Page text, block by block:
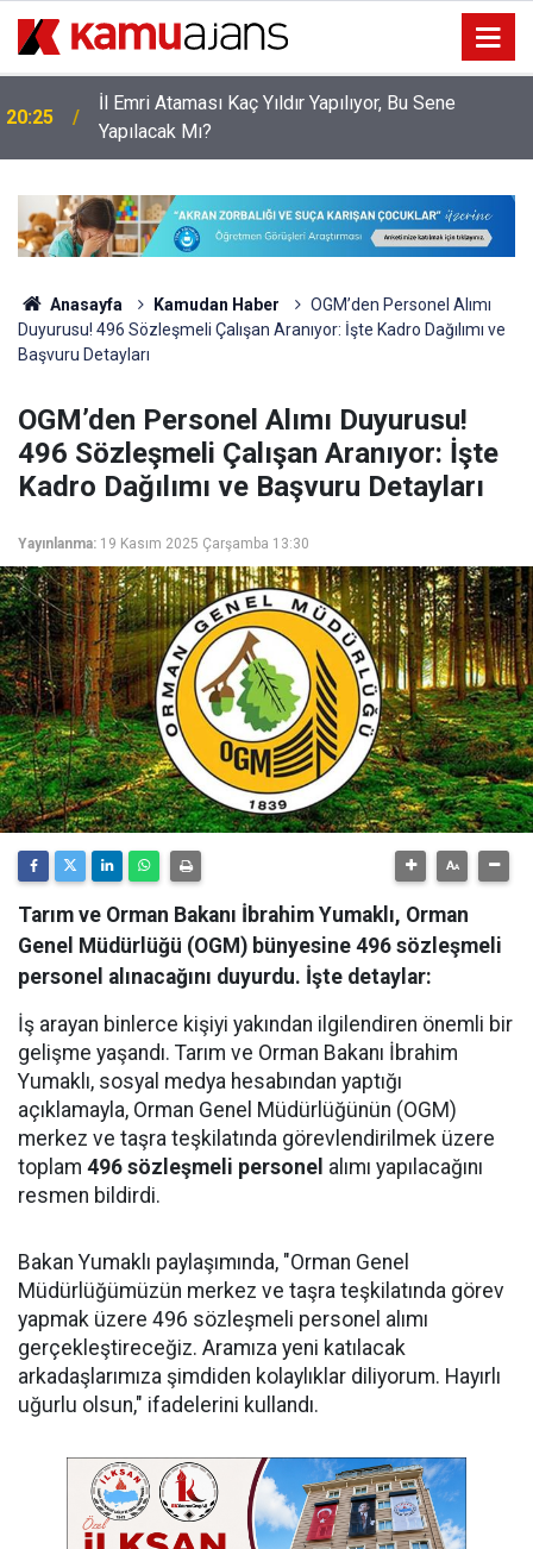
20:25
İl Emri Ataması Kaç Yıldır Yapılıyor, Bu Sene
Yapılacak Mı?
Anasayfa Kamudan Haber
OGM’den Personel Alımı
Duyurusu! 496 Sözleşmeli Çalışan Aranıyor: İşte Kadro Dağılımı ve
Başvuru Detayları
OGM’den Personel Alımı Duyurusu!
496 Sözleşmeli Çalışan Aranıyor: İşte
Kadro Dağılımı ve Başvuru Detayları
Yayınlanma: 19 Kasım 2025 Çarşamba 13:30
Tarım ve Orman Bakanı İbrahim Yumaklı, Orman
Genel Müdürlüğü (OGM) bünyesine 496 sözleşmeli
personel alınacağını duyurdu. İşte detaylar:
İş arayan binlerce kişiyi yakından ilgilendiren önemli bir
gelişme yaşandı. Tarım ve Orman Bakanı İbrahim
Yumaklı, sosyal medya hesabından yaptığı
açıklamayla, Orman Genel Müdürlüğünün (OGM)
merkez ve taşra teşkilatında görevlendirilmek üzere
toplam 496 sözleşmeli personel alımı yapılacağını
resmen bildirdi.
Bakan Yumaklı paylaşımında, "Orman Genel
Müdürlüğümüzün merkez ve taşra teşkilatında görev
yapmak üzere 496 sözleşmeli personel alımı
gerçekleştireceğiz. Aramıza yeni katılacak
arkadaşlarımıza şimdiden kolaylıklar diliyorum. Hayırlı
uğurlu olsun," ifadelerini kullandı.